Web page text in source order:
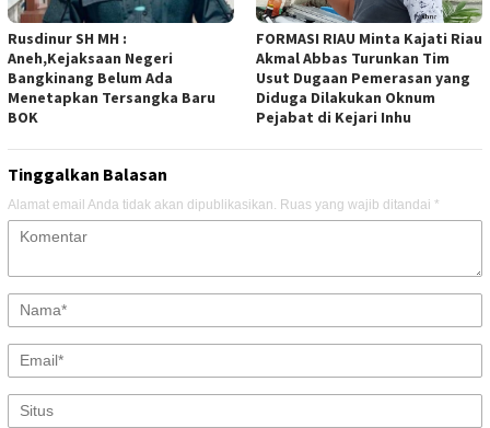
Rusdinur SH MH :
Aneh,Kejaksaan Negeri
Bangkinang Belum Ada
Menetapkan Tersangka Baru
BOK
FORMASI RIAU Minta Kajati Riau
Akmal Abbas Turunkan Tim
Usut Dugaan Pemerasan yang
Diduga Dilakukan Oknum
Pejabat di Kejari Inhu
Tinggalkan Balasan
Alamat email Anda tidak akan dipublikasikan. Ruas yang wajib ditandai *